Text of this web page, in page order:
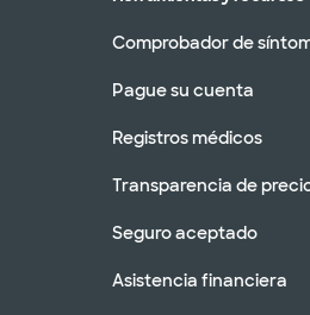
Comprobador de
Pague su cuenta
Registros médicos
Transparencia de
Seguro aceptado
Asistencia financiera